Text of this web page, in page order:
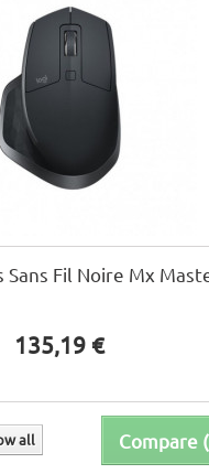
Sans Fil Noire Mx
135,19 €
Compare (
all